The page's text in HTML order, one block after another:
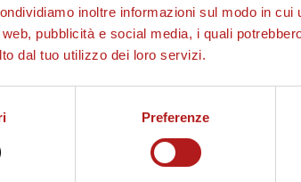
inoltre informazioni sul modo in
pubblicità e social media, i quali
dal tuo utilizzo dei loro servizi.
Preferenze